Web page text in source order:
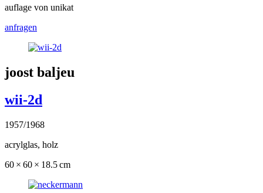
auflage von unikat
anfragen
joost baljeu
wii-2d
1957/1968
acrylglas, holz
60 × 60 × 18.5 cm